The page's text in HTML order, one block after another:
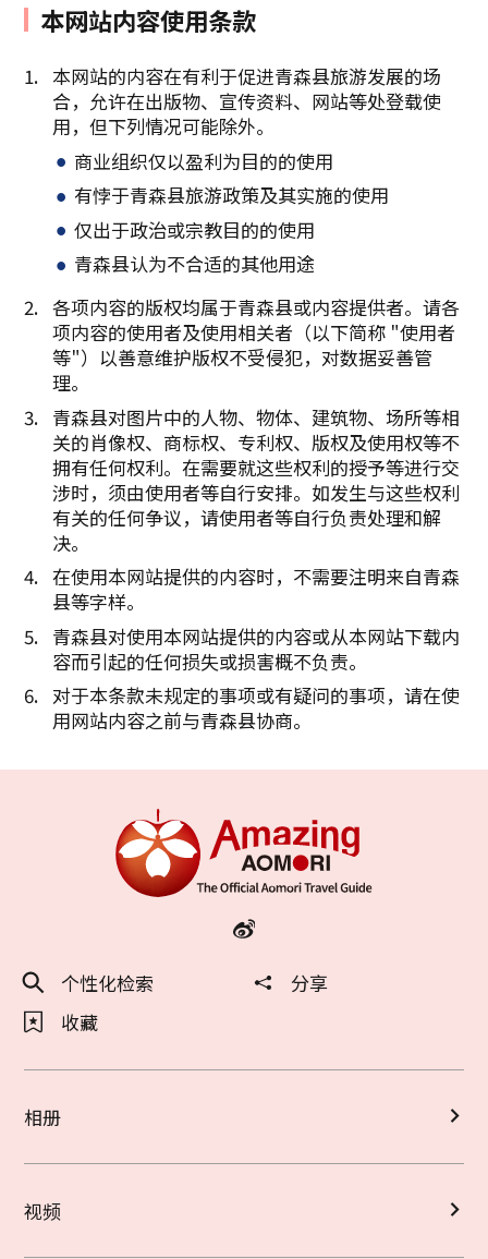
本网站内容使用条款
本网站的内容在有利于促进青森县旅游发展的场
合，允许在出版物、宣传资料、网站等处登载使
用，但下列情况可能除外。
商业组织仅以盈利为目的的使用
有悖于青森县旅游政策及其实施的使用
仅出于政治或宗教目的的使用
青森县认为不合适的其他用途
各项内容的版权均属于青森县或内容提供者。请各
项内容的使用者及使用相关者（以下简称 "使用者
等"）以善意维护版权不受侵犯，对数据妥善管
理。
青森县对图片中的人物、物体、建筑物、场所等相
关的肖像权、商标权、专利权、版权及使用权等不
拥有任何权利。在需要就这些权利的授予等进行交
涉时，须由使用者等自行安排。如发生与这些权利
有关的任何争议，请使用者等自行负责处理和解
决。
在使用本网站提供的内容时，不需要注明来自青森
县等字样。
青森县对使用本网站提供的内容或从本网站下载内
容而引起的任何损失或损害概不负责。
对于本条款未规定的事项或有疑问的事项，请在使
用网站内容之前与青森县协商。
个性化检索
分享
收藏
相册
视频